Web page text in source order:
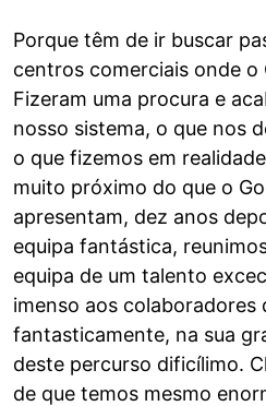
Porque têm de ir buscar
centros comerciais onde o
Fizeram uma procura e
nosso sistema, o que nos
o que fizemos em
muito próximo do que o
apresentam, dez anos
equipa fantástica,
equipa de um talento
imenso aos colaboradores
fantasticamente, na sua
deste percurso dificílimo.
de que temos mesmo